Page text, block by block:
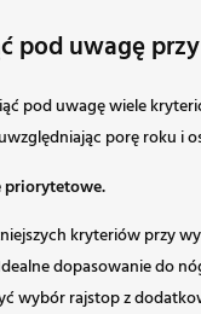
pod uwagę
pod uwagę wiele
porę roku i
priorytetowe.
kryteriów przy
dopasowanie do
wybór rajstop z